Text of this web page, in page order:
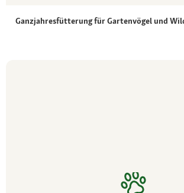
Ganzjahresfütterung für Gartenvögel und